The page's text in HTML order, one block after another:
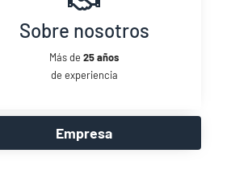
Sobre nosotros
Más de25 años
de experiencia
Empresa